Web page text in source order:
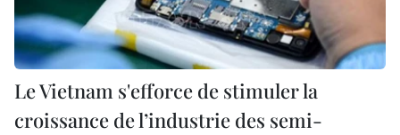
Le Vietnam s'efforce de stimuler la
croissance de l’industrie des semi-